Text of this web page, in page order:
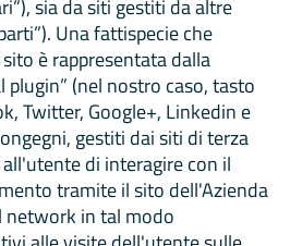
sia da siti gestiti da altre
Una fattispecie che
è rappresentata dalla
plugin” (nel nostro caso, tasto
Twitter, Google+, Linkedin e
gestiti dai siti di terza
di interagire con il
tramite il sito dell'Azienda
network in tal modo